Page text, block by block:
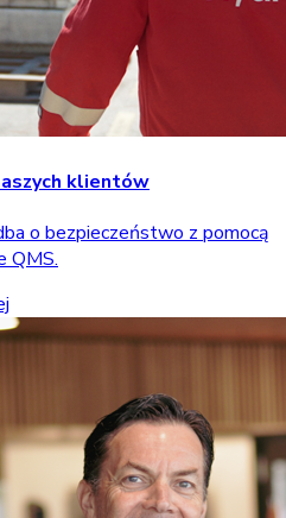
klientów
o bezpieczeństwo z pomocą
QMS.